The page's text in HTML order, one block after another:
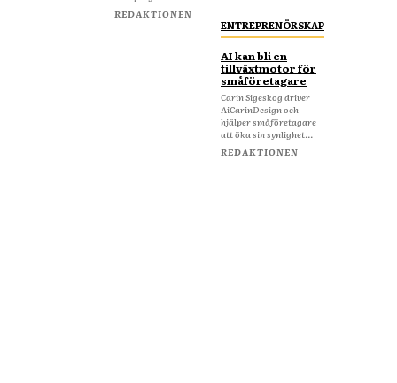
REDAKTIONEN
ENTREPRENÖRSKAP
AI kan bli en
tillväxtmotor för
småföretagare
Carin Sigeskog driver
AiCarinDesign och
hjälper småföretagare
att öka sin synlighet...
REDAKTIONEN